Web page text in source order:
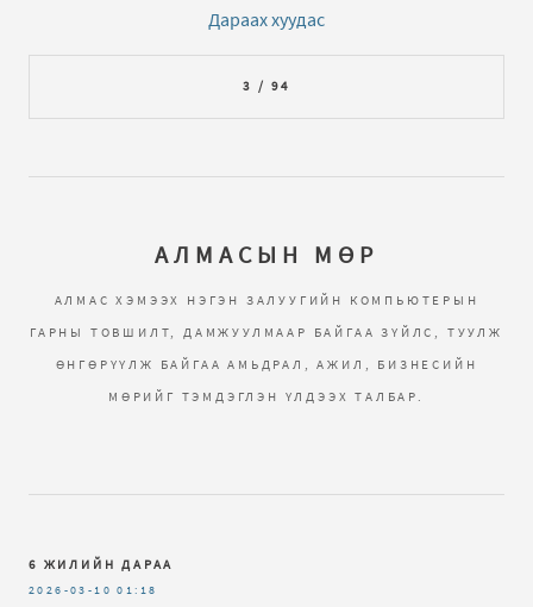
Дараах хуудас
3 / 94
АЛМАСЫН МӨР
АЛМАС ХЭМЭЭХ НЭГЭН ЗАЛУУГИЙН КОМПЬЮТЕРЫН
ГАРНЫ ТОВШИЛТ, ДАМЖУУЛМААР БАЙГАА ЗҮЙЛС, ТУУЛЖ
ӨНГӨРҮҮЛЖ БАЙГАА АМЬДРАЛ, АЖИЛ, БИЗНЕСИЙН
МӨРИЙГ ТЭМДЭГЛЭН ҮЛДЭЭХ ТАЛБАР.
6 ЖИЛИЙН ДАРАА
2026-03-10 01:18